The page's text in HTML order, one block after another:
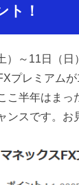
ト！
）～11日（日
プレミアム
こ半年はまっ
ンスです。お